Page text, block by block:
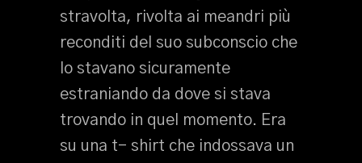
stravolta, rivolta ai meandri più
reconditi del suo subconscio che
lo stavano sicuramente
estraniando da dove si stava
trovando in quel momento. Era
su una t- shirt che indossava un